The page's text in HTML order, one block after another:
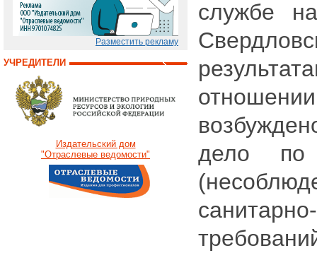
Разместить рекламу
УЧРЕДИТЕЛИ
Издательский дом
"Отраслевые ведомости"
службе
дело